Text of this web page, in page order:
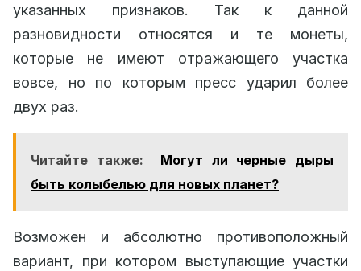
указанных признаков. Так к данной
разновидности относятся и те монеты,
которые не имеют отражающего участка
вовсе, но по которым пресс ударил более
двух раз.
Читайте также:
Могут ли черные дыры
быть колыбелью для новых планет?
Возможен и абсолютно противоположный
вариант, при котором выступающие участки